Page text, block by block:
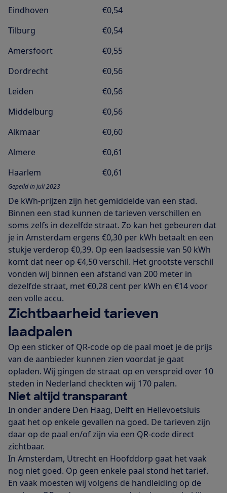
Eindhoven
€0,54
Tilburg
€0,54
Amersfoort
€0,55
Dordrecht
€0,56
Leiden
€0,56
Middelburg
€0,56
Alkmaar
€0,60
Almere
€0,61
Haarlem
€0,61
Gepeild in juli 2023
De kWh-prijzen zijn het gemiddelde van een stad.
Binnen een stad kunnen de tarieven verschillen en
soms zelfs in dezelfde straat. Zo kan het gebeuren dat
je in Amsterdam ergens €0,30 per kWh betaalt en een
stukje verderop €0,39. Op een laadsessie van 50 kWh
komt dat neer op €4,50 verschil. Het grootste verschil
vonden wij binnen een afstand van 200 meter in
dezelfde straat, met €0,28 cent per kWh en €14 voor
een volle accu.
Zichtbaarheid tarieven
laadpalen
Op een sticker of QR-code op de paal moet je de prijs
van de aanbieder kunnen zien voordat je gaat
opladen. Wij gingen de straat op en verspreid over 10
steden in Nederland checkten wij 170 palen.
Niet altijd transparant
In onder andere Den Haag, Delft en Hellevoetsluis
gaat het op enkele gevallen na goed. De tarieven zijn
daar op de paal en/of zijn via een QR-code direct
zichtbaar.
In Amsterdam, Utrecht en Hoofddorp gaat het vaak
nog niet goed. Op geen enkele paal stond het tarief.
En vaak moesten wij volgens de handleiding op de